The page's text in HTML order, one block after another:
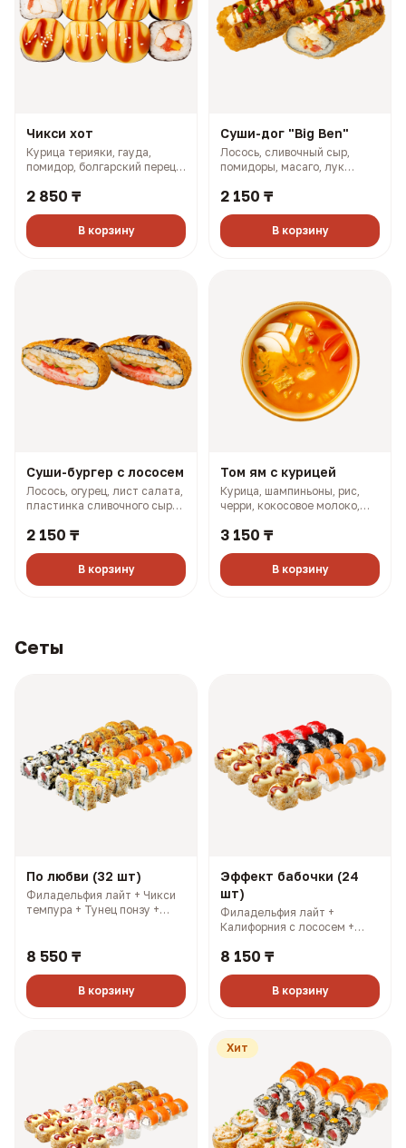
Чикси хот
Курица терияки, гауда,
помидор, болгарский перец,
гр, 660 ккал)
2 850 ₸
В корзину
Суши-дог "Big Ben"
Лосось, сливочный сыр,
помидоры, масаго, лук
гр, 773 ккал)
2 150 ₸
В корзину
Суши-бургер с лососем
Лосось, огурец, лист салата,
пластинка сливочного сыра,
боул (330 гр, 910 ккал)
2 150 ₸
В корзину
Том ям с курицей
Курица, шампиньоны, рис,
черри, кокосовое молоко,
3 150 ₸
В корзину
Сеты
По любви (32 шт)
Филадельфия лайт + Чикси
темпура + Тунец понзу +
палочки, 3 васаби (1120 гр,
8 550 ₸
В корзину
Эффект бабочки (24
шт)
Филадельфия лайт +
Калифорния с лососем +
Смоки. 3 имбиря, 3 соевых, 3
2145 ккал)
8 150 ₸
В корзину
Хит